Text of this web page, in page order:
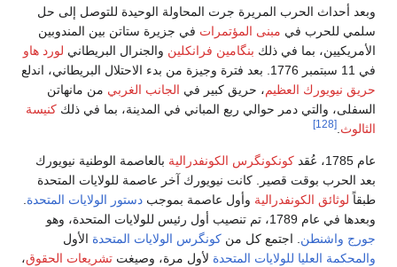
الوحيدة للتوصل إلى حل
في جزيرة ستاتن بين المندوبين
والجنرال البريطاني لورد هاو
الجانب الغربي من مانهاتن
في المدينة، بما في ذلككنيسة
بالعاصمة الوطنية نيويورك
آخر عاصمة للولايات المتحدة
بموجبدستور الولايات المتحدة .
الولايات المتحدةالأول
مرة، وصيغتتشريعات الحقوق،